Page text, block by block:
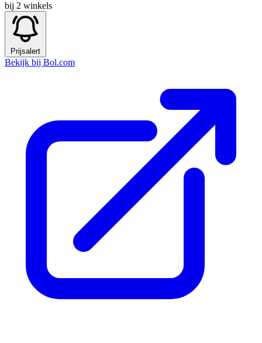
bij 2 winkels
Prijsalert
Bekijk bij Bol.com